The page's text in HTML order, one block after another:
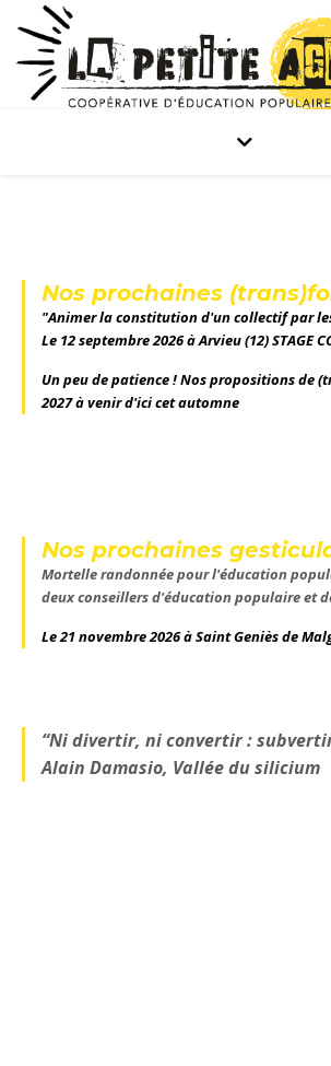
Nos prochaines
"Animer la constitution d'un collectif par
Le 12 septembre 2026 à Arvieu (12) STAGE
Un peu de patience ! Nos propositions de
2027 à venir d'ici cet automne
Nos prochaines
Mortelle randonnée pour l'éducation
deux conseillers d'éducation populaire et
Le 21 novembre 2026 à Saint Geniès de
“Ni divertir, ni convertir :
Alain Damasio, Vallée du silicium